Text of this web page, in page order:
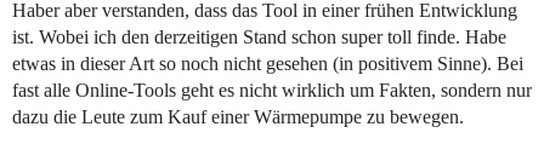
Haber aber verstanden, dass das Tool in einer frühen Entwicklung
ist. Wobei ich den derzeitigen Stand schon super toll finde. Habe
etwas in dieser Art so noch nicht gesehen (in positivem Sinne). Bei
fast alle Online-Tools geht es nicht wirklich um Fakten, sondern nur
dazu die Leute zum Kauf einer Wärmepumpe zu bewegen.